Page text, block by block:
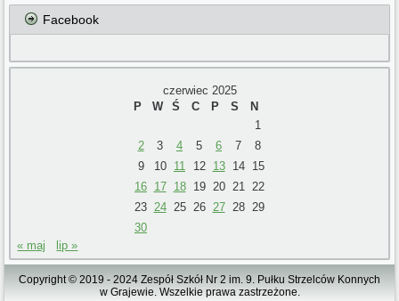
Facebook
czerwiec 2025
P
W Ś C P S
N
1
2
3 4 5 6 7
8
9
10 11 12 13 14
15
16 17 18 19 20 21
22
23 24 25 26 27 28
29
30
« maj
lip »
Copyright © 2019 - 2024 Zespół Szkół Nr 2 im. 9. Pułku Strzelców Konnych
w Grajewie. Wszelkie prawa zastrzeżone.